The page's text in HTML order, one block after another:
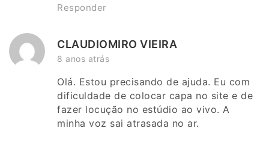
Responder
CLAUDIOMIRO VIEIRA
8 anos atrás
Olá. Estou precisando de ajuda. Eu com
dificuldade de colocar capa no site e de
fazer locução no estúdio ao vivo. A
minha voz sai atrasada no ar.